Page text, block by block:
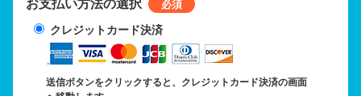
クレジットカード決済
送信ボタンをクリックすると、クレジットカード決済の画面